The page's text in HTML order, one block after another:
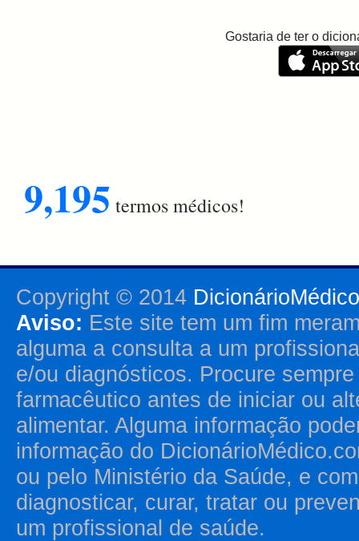
Gostaria de ter o
9,195 termos médicos!
Copyright © 2014
Aviso: Este site tem um fim
alguma a consulta a um
e/ou diagnósticos. Procure
farmacêutico antes de iniciar ou
alimentar. Alguma informação
informação do
ou pelo Ministério da Saúde, e
diagnosticar, curar, tratar ou
um profissional de saúde.